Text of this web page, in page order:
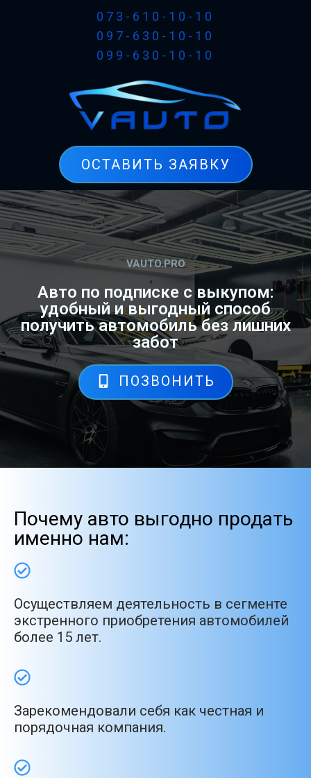
073-610-10-10
097-630-10-10
099-630-10-10
ОСТАВИТЬ ЗАЯВКУ
VAUTO.PRO
Авто по подписке с выкупом:
удобный и выгодный способ
получить автомобиль без лишних
забот
ПОЗВОНИТЬ
Почему авто выгодно продать
именно нам:
Осуществляем деятельность в сегменте
экстренного приобретения автомобилей
более 15 лет.
Зарекомендовали себя как честная и
порядочная компания.